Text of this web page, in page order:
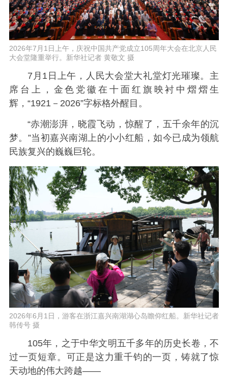
2026年7月1日上午，庆祝中国共产党成立105周年大会在北京人民
大会堂隆重举行。新华社记者 黄敬文 摄
7月1日上午，人民大会堂大礼堂灯光璀璨。主
席台上，金色党徽在十面红旗映衬中熠熠生
辉，“1921－2026”字标格外醒目。
“赤潮澎湃，晓霞飞动，惊醒了，五千余年的沉
梦。”当初嘉兴南湖上的小小红船，如今已成为领航
民族复兴的巍巍巨轮。
2026年6月1日，游客在浙江嘉兴南湖湖心岛瞻仰红船。新华社记者
韩传号 摄
105年，之于中华文明五千多年的历史长卷，不
过一页短章。可正是这力重千钧的一页，铸就了惊
天动地的伟大跨越——